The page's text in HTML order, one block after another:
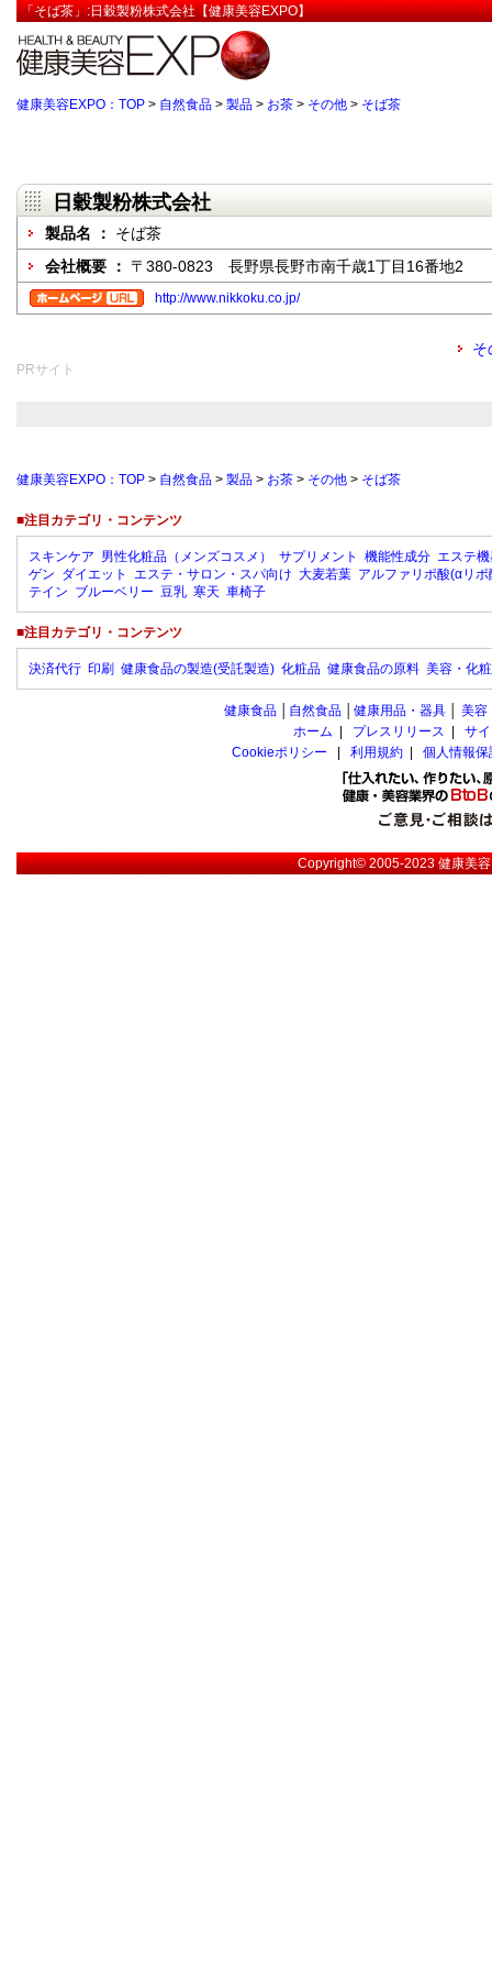
「そば茶」:日穀製粉株式会社【健康美容EXPO】
健康美容EXPO：TOP > 自然食品 > 製品 > お茶 > その他 > そば茶
日穀製粉株式会社
製品名 ： そば茶
会社概要 ： 〒380-0823 長野県長野市南千歳1丁目16番地2
http://www.nikkoku.co.jp/
そ
PRサイト
健康美容EXPO：TOP > 自然食品 > 製品 > お茶 > その他 > そば茶
■注目カテゴリ・コンテンツ
スキンケア 男性化粧品（メンズコスメ） サプリメント 機能性成分 エステ
ゲン ダイエット エステ・サロン・スパ向け 大麦若葉 アルファリポ酸(αリポ
テイン ブルーベリー 豆乳 寒天 車椅子
■注目カテゴリ・コンテンツ
決済代行 印刷 健康食品の製造(受託製造) 化粧品 健康食品の原料 美容・化
健康食品 自然食品 健康用品・器具 美容
ホーム
プレスリリース
サ
Cookieポリシー
利用規約 個人情報
Copyright© 2005-2023健康美